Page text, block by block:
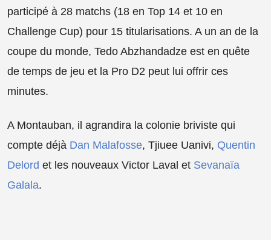
participé à 28 matchs (18 en Top 14 et 10 en
Challenge Cup) pour 15 titularisations. A un an de la
coupe du monde, Tedo Abzhandadze est en quête
de temps de jeu et la Pro D2 peut lui offrir ces
minutes.
A Montauban, il agrandira la colonie briviste qui
compte déjà Dan Malafosse, Tjiuee Uanivi, Quentin
Delord et les nouveaux Victor Laval et Sevanaïa
Galala.